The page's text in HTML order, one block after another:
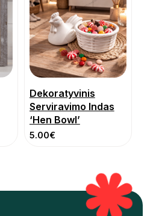
Dekoratyvinis
Serviravimo Indas
‘Hen Bowl’
5.00€